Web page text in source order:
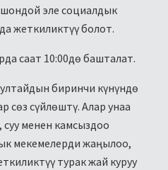
эле социалдык
жеткиликтүү болот.
саат 10:00дө башталат.
биринчи күнүндө
сөз сүйлөштү. Алар унаа
менен камсыздоо
мекемелерди жаңылоо,
турак жай куруу